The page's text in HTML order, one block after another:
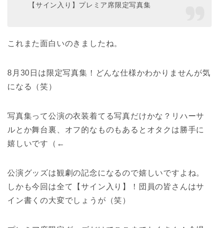
【サイン入り】プレミア席限定写真集
これまた面白いのきましたね。
8月30日は限定写真集！どんな仕様かわかりませんが気
になる（笑）
写真集って公演の衣装着てる写真だけかな？リハーサ
ルとか舞台裏、オフ的なものもあるとオタクは勝手に
嬉しいです（←
公演グッズは観劇の記念になるので嬉しいですよね。
しかも今回は全て【サイン入り】！団員の皆さんはサ
イン書くの大変でしょうが（笑）